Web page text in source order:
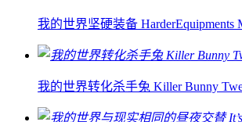
我的世界坚硬装备 HarderEquipments
我的世界转化杀手兔 Killer Bunny